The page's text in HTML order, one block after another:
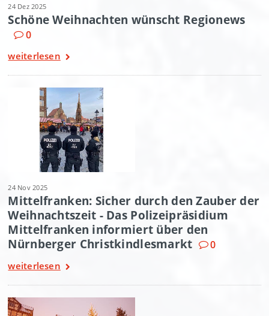
24 Dez 2025
Schöne Weihnachten wünscht Regionews
0
weiterlesen
24 Nov 2025
Mittelfranken: Sicher durch den Zauber der
Weihnachtszeit - Das Polizeipräsidium
Mittelfranken informiert über den
Nürnberger Christkindlesmarkt
0
weiterlesen